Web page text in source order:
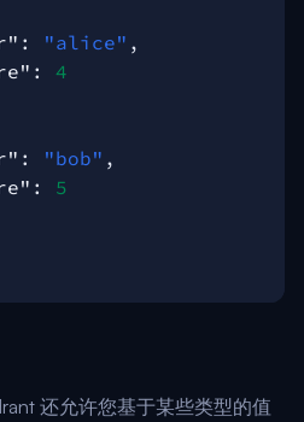
: "alice" ,
:
4
: "bob" ,
:
5
还允许您基于某些类型的值